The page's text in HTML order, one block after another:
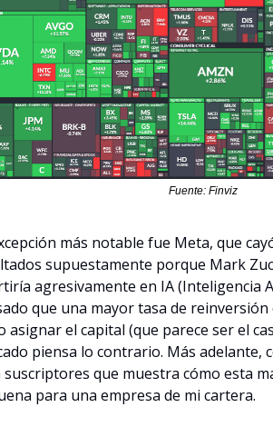
Fuente: Finviz
más notable fue Meta, que
supuestamente porque Mark
agresivamente en IA (Inteligencia
que una mayor tasa de reinversión
asignar el capital (que parece ser el
piensa lo contrario. Más adelante,
suscriptores que muestra cómo esta
para una empresa de mi cartera.